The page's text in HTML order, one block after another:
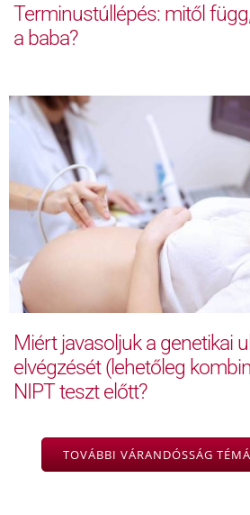
Terminustúllépés: mitől
a baba?
Miért javasoljuk a genetikai
elvégzését (lehetőleg
NIPT teszt előtt?
TOVÁBBI VÁRANDÓSSÁG